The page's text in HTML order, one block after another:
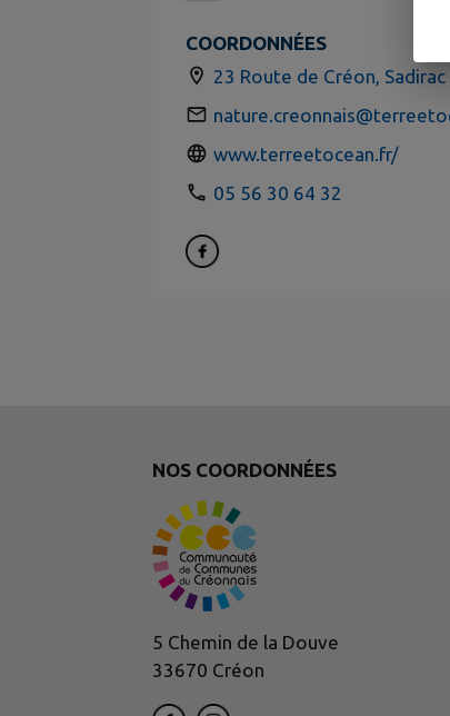
COORDONNÉES
23 Route de Créon, Sadirac
www.terreetocean.fr/
05 56 30 64 32
NOS COORDONNÉES
5 Chemin de la Douve
33670 Créon